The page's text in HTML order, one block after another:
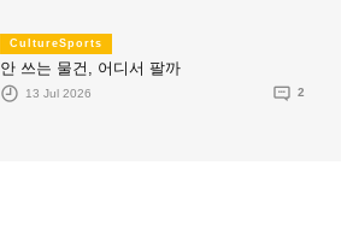
CultureSports
안 쓰는 물건, 어디서 팔까
13 Jul 2026 2